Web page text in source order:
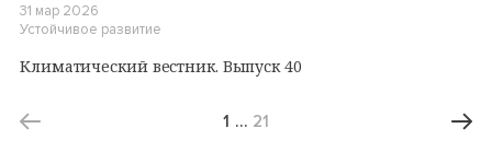
31 мар 2026
Устойчивое развитие
Климатический вестник. Выпуск 40
1 … 21